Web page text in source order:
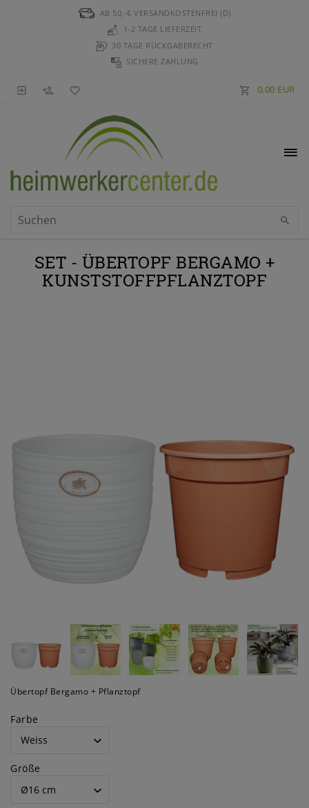
AB 50,-€ VERSANDKOSTENFREI (D)
1-2 TAGE LIEFERZEIT
30 TAGE RÜCKGABERECHT
SICHERE ZAHLUNG
0,00 EUR
SET - ÜBERTOPF BERGAMO +
KUNSTSTOFFPFLANZTOPF
Übertopf Bergamo + Pflanztopf
Farbe
Größe